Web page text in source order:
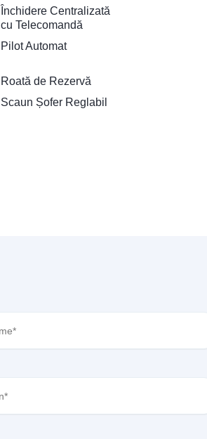
Închidere Centralizată
cu Telecomandă
Pilot Automat
Roată de Rezervă
Scaun Șofer Reglabil